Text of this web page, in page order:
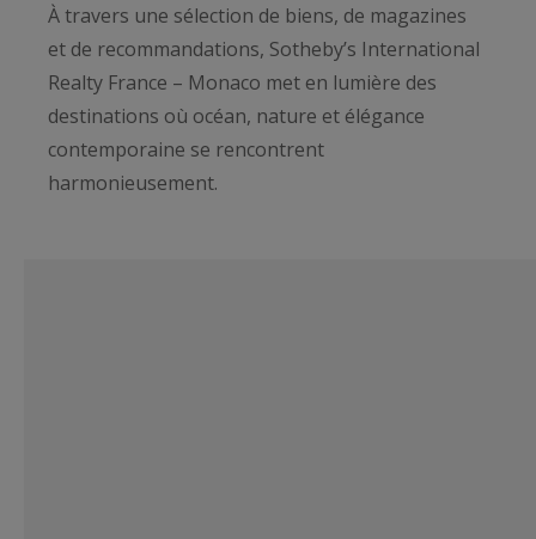
À travers une sélection de biens, de magazines
et de recommandations, Sotheby’s International
Realty France – Monaco met en lumière des
destinations où océan, nature et élégance
contemporaine se rencontrent
harmonieusement.